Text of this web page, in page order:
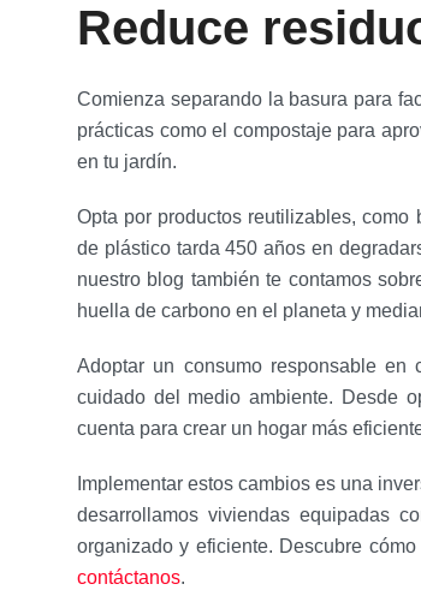
Reduce
Comienza separando la basura para
prácticas como el compostaje para
en tu jardín.
Opta por productos reutilizables,
de plástico tarda 450 años en
nuestro blog también te contamos
huella de carbono en el planeta y
Adoptar un consumo responsable
cuidado del medio ambiente. Desde
cuenta para crear un hogar más
Implementar estos cambios es una
desarrollamos viviendas equipadas
organizado y eficiente. Descubre cómo
contáctanos.